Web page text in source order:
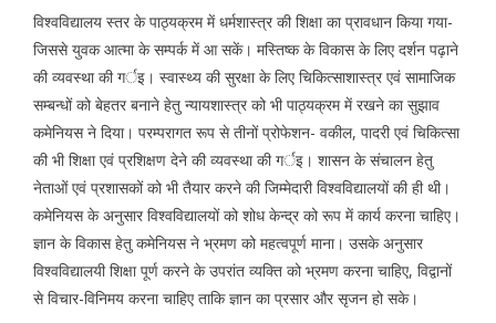
विश्वविद्यालय स्तर के पाठ्यक्रम में धर्मशास्त्र की शिक्षा का प्रावधान किया गया-
जिससे युवक आत्मा के सम्पर्क में आ सकें। मस्तिष्क के विकास के लिए दर्शन पढ़ाने
की व्यवस्था की गर्इ। स्वास्थ्य की सुरक्षा के लिए चिकित्साशास्त्र एवं सामाजिक
सम्बन्धों को बेहतर बनाने हेतु न्यायशास्त्र को भी पाठ्यक्रम में रखने का सुझाव
कमेनियस ने दिया। परम्परागत रूप से तीनों प्रोफेशन- वकील, पादरी एवं चिकित्सा
की भी शिक्षा एवं प्रशिक्षण देने की व्यवस्था की गर्इ। शासन के संचालन हेतु
नेताओं एवं प्रशासकों को भी तैयार करने की जिम्मेदारी विश्वविद्यालयों की ही थी।
कमेनियस के अनुसार विश्वविद्यालयों को शोध केन्द्र को रूप में कार्य करना चाहिए।
ज्ञान के विकास हेतु कमेनियस ने भ्रमण को महत्वपूर्ण माना। उसके अनुसार
विश्वविद्यालयी शिक्षा पूर्ण करने के उपरांत व्यक्ति को भ्रमण करना चाहिए, विद्वानों
से विचार-विनिमय करना चाहिए ताकि ज्ञान का प्रसार और सृजन हो सके।